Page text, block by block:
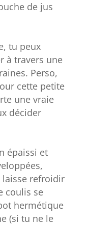
de jus
tu peux
à travers une
Perso,
cette petite
une vraie
décider
épaissi et
laisse refroidir
coulis se
hermétique
(si tu ne le